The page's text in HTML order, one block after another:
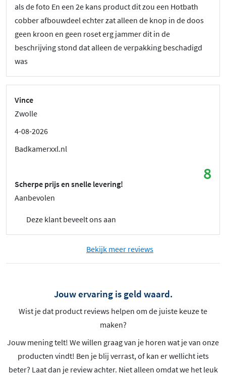
als de foto En een 2e kans product dit zou een Hotbath
cobber afbouwdeel echter zat alleen de knop in de doos
geen kroon en geen roset erg jammer dit in de
beschrijving stond dat alleen de verpakking beschadigd
was
Vince
Zwolle
4-08-2026
Badkamerxxl.nl
8
Scherpe prijs en snelle levering!
Aanbevolen
Deze klant beveelt ons aan
Bekijk meer reviews
Jouw ervaring is geld waard.
Wist je dat product reviews helpen om de juiste keuze te
maken?
Jouw mening telt! We willen graag van je horen wat je van onze
producten vindt! Ben je blij verrast, of kan er wellicht iets
beter? Laat dan je review achter. Niet alleen omdat we het leuk